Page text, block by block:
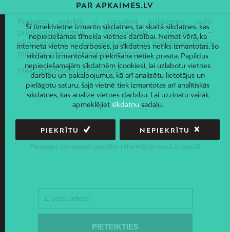
PAR APKAIMES.LV
Projekta mērķis ir nosakot apkaimes, radīt
priekšnoteikumus līdzsvarotas sociāli –
ekonomiskās un telpiskās politikas ieviešanai Rīgas
pilsētas administratīvajā teritorijā.
Piekļūstamības paziņojums
JAUNUMI E-PASTĀ
Piesakies un saņem jaunāko informāciju savā e-pastā!
Šī tīmekļvietne izmanto sīkdatnes, tai skaitā sīkdatnes, kas
nepieciešamas tīmekļa vietnes darbībai. Ņemot vērā, ka
interneta vietne nedarbosies, ja sīkdatnes netiks izmantotas, šo
sīkdatņu izmantošanai piekrišana netiek prasīta. Papildus
nepieciešamajām sīkdatnēm (cookies), lai uzlabotu vietnes
darbību un pakalpojumus, kā arī analizētu lietotājus un
pielāgotu saturu, šajā vietnē tiek izmantotas arī analītiskās
sīkdatnes, kas analizē vietnes darbību. Lai uzzinātu vairāk
apmeklējiet sīkdatņusadaļu.
PIEKRĪTU NEPIEKRĪTU